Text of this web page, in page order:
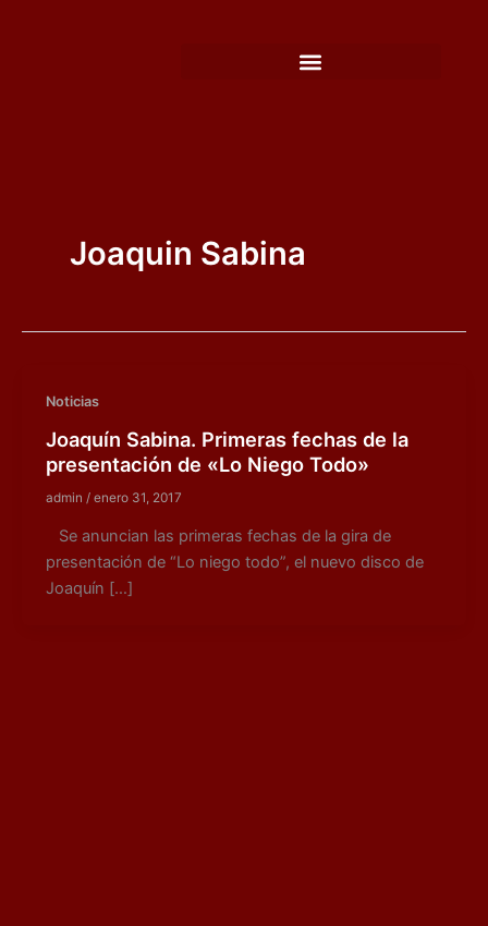
Joaquin Sabina
Noticias
Joaquín Sabina. Primeras fechas de la
presentación de «Lo Niego Todo»
admin / enero 31, 2017
Se anuncian las primeras fechas de la gira de
presentación de “Lo niego todo”, el nuevo disco de
Joaquín […]